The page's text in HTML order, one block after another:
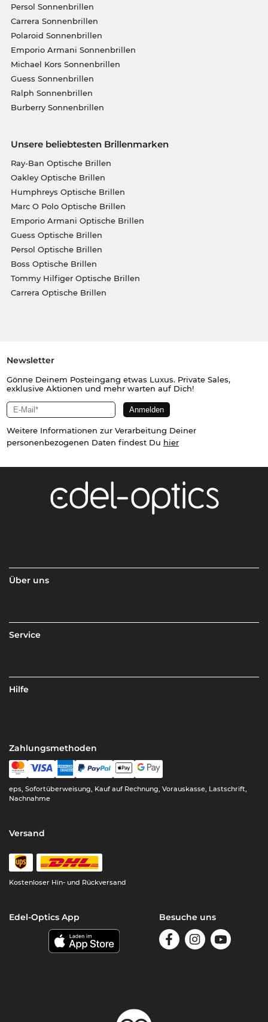
Persol Sonnenbrillen
Carrera Sonnenbrillen
Polaroid Sonnenbrillen
Emporio Armani Sonnenbrillen
Michael Kors Sonnenbrillen
Guess Sonnenbrillen
Ralph Sonnenbrillen
Burberry Sonnenbrillen
Unsere beliebtesten Brillenmarken
Ray-Ban Optische Brillen
Oakley Optische Brillen
Humphreys Optische Brillen
Marc O Polo Optische Brillen
Emporio Armani Optische Brillen
Guess Optische Brillen
Persol Optische Brillen
Boss Optische Brillen
Tommy Hilfiger Optische Brillen
Carrera Optische Brillen
Newsletter
Gönne Deinem Posteingang etwas Luxus. Private Sales,
exklusive Aktionen und mehr warten auf Dich!
Weitere Informationen zur Verarbeitung Deiner
personenbezogenen Daten findest Du hier
Über uns
Service
Hilfe
Zahlungsmethoden
eps, Sofortüberweisung, Kauf auf Rechnung, Vorauskasse, Lastschrift,
Nachnahme
Versand
Kostenloser Hin- und Rückversand
Edel-Optics App Besuche uns